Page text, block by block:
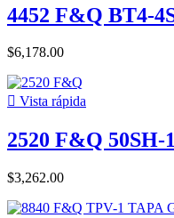
4452 F&Q BT4-
$6,178.00
 Vista rápida
2520 F&Q 50SH-
$3,262.00